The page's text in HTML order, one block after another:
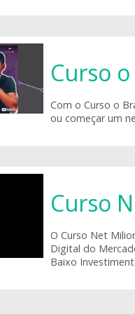
Curso
Com o Curso o
ou começar um
Curso
O Curso Net
Digital do
Baixo